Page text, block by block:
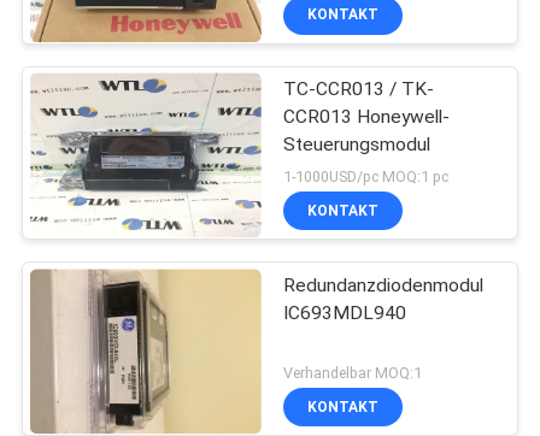
KONTAKT
TC-CCR013 / TK-
CCR013 Honeywell-
Steuerungsmodul
1-1000USD/pc MOQ:1 pc
KONTAKT
Redundanzdiodenmodul
IC693MDL940
Verhandelbar MOQ:1
KONTAKT